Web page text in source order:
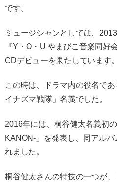
です。
ミュージシャンとしては、
『Y・O・U やまびこ音楽同好
CDデビューを果たしています。
この時は、ドラマ内の役名で
イナズマ戦隊」名義でした。
2016年には、桐谷健太名義初
KANON-」を発表し、同アル
れました。
桐谷健太さんの特技の一つが、